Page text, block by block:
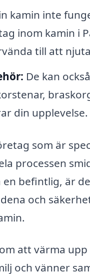
kamin inte
inom kamin i
till att
De kan
din upplevelse.
som är
processen
befintlig, är
och
att värma
och vänner